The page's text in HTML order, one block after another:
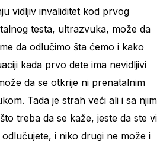
vidljiv invaliditet kod prvog
testa, ultrazvuka, može da
da odlučimo šta ćemo i kako
kada prvo dete ima nevidljivi
da se otkrije ni prenatalnim
Tada je strah veći ali i sa njim
treba da se kaže, jeste da ste vi
i niko drugi ne može i